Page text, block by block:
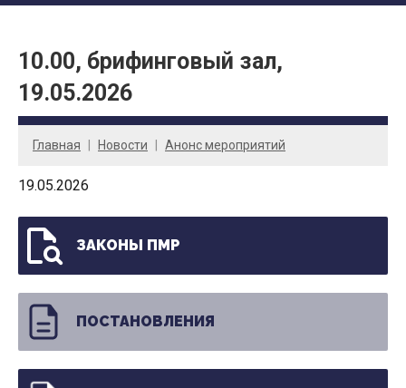
10.00, брифинговый зал,
19.05.2026
Главная Новости Анонс мероприятий
19.05.2026
ЗАКОНЫ ПМР
ПОСТАНОВЛЕНИЯ